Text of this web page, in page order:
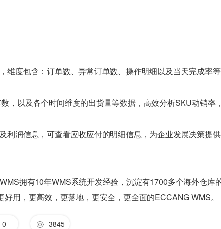
维度包含：订单数、异常订单数、操作明细以及当天完成率
，以及各个时间维度的出货量等数据，高效分析SKU动销率
利润信息，可查看应收应付的明细信息，为企业发展决策提
拥有10年WMS系统开发经验，沉淀有1700多个海外仓库
用，更高效，更落地，更安全，更全面的ECCANG WMS。
0 3845